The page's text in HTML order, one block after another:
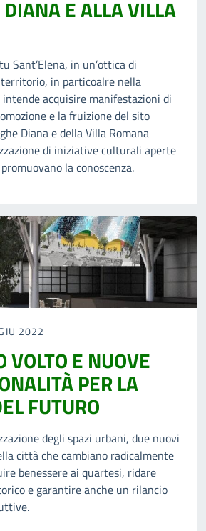
E ALLA VILLA
Sant’Elena, in un’ottica di
in particoalre nella
acquisire manifestazioni di
e la fruizione del sito
Diana e della Villa Romana
di iniziative culturali aperte
la conoscenza.
2022
VOLTO E NUOVE
PER LA
FUTURO
degli spazi urbani, due nuovi
città che cambiano radicalmente
benessere ai quartesi, ridare
e garantire anche un rilancio